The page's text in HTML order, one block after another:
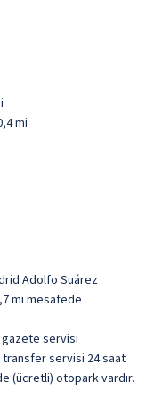
mi
Adolfo Suárez
mi mesafede
gazete servisi
transfer servisi 24 saat
(ücretli) otopark vardır.